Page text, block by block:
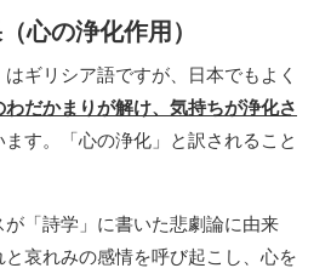
心の浄化作用）
ギリシア語ですが、日本でもよく
わだかまりが解け、気持ちが浄化さ
ます。「心の浄化」と訳されること
が「詩学」に書いた悲劇論に由来
哀れみの感情を呼び起こし、心を